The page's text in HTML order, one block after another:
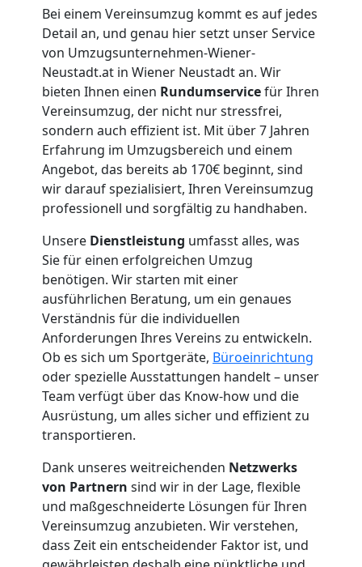
Bei einem Vereinsumzug kommt es auf jedes
Detail an, und genau hier setzt unser Service
von Umzugsunternehmen-Wiener-
Neustadt.at in Wiener Neustadt an. Wir
bieten Ihnen einen Rundumservicefür Ihren
Vereinsumzug, der nicht nur stressfrei,
sondern auch effizient ist. Mit über 7 Jahren
Erfahrung im Umzugsbereich und einem
Angebot, das bereits ab 170€ beginnt, sind
wir darauf spezialisiert, Ihren Vereinsumzug
professionell und sorgfältig zu handhaben.
Unsere Dienstleistung umfasst alles, was
Sie für einen erfolgreichen Umzug
benötigen. Wir starten mit einer
ausführlichen Beratung, um ein genaues
Verständnis für die individuellen
Anforderungen Ihres Vereins zu entwickeln.
Ob es sich um Sportgeräte, Büroeinrichtung
oder spezielle Ausstattungen handelt – unser
Team verfügt über das Know-how und die
Ausrüstung, um alles sicher und effizient zu
transportieren.
Dank unseres weitreichenden Netzwerks
von Partnern sind wir in der Lage, flexible
und maßgeschneiderte Lösungen für Ihren
Vereinsumzug anzubieten. Wir verstehen,
dass Zeit ein entscheidender Faktor ist, und
Neustadt
Umzug
Mann
LKW
Wiener
Neustadt
Kunsttransport
Wiener
Neustadt